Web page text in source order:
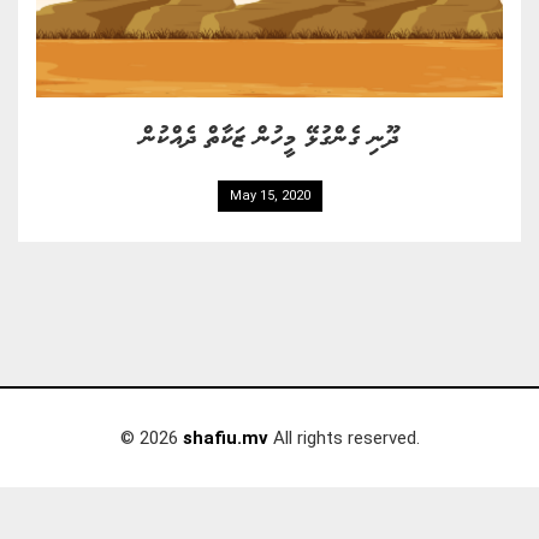
ދޫނި ގެންގުޅޭ މީހުން ޒަކާތް ދެއްކުން
May 15, 2020
© 2026 shafiu.mvAll rights reserved.